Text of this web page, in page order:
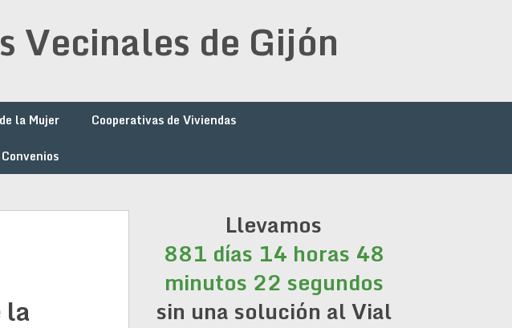
Vecinales de Gijón
la Mujer
Cooperativas de Viviendas
Convenios
la
Llevamos
881 días 14 horas 48
minutos 22 segundos
sin una solución al Vial